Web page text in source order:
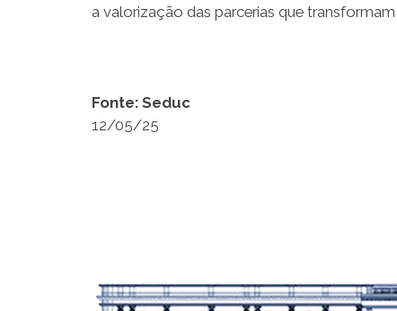
a valorização das parcerias que
Fonte: Seduc
12/05/25